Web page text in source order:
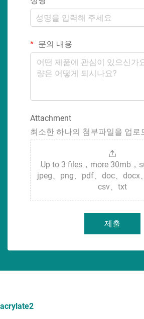
문의 내용
Attachment
최소한 하나의 첨부파일을 업로
Up to 3 files，more 30mb，
jpeg、png、pdf、doc、docx
csv、txt
제출
acrylate2